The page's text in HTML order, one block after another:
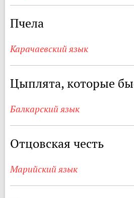
Пчела
Карачаевский язык
Цыплята, которые
Балкарский язык
Отцовская честь
Марийский язык